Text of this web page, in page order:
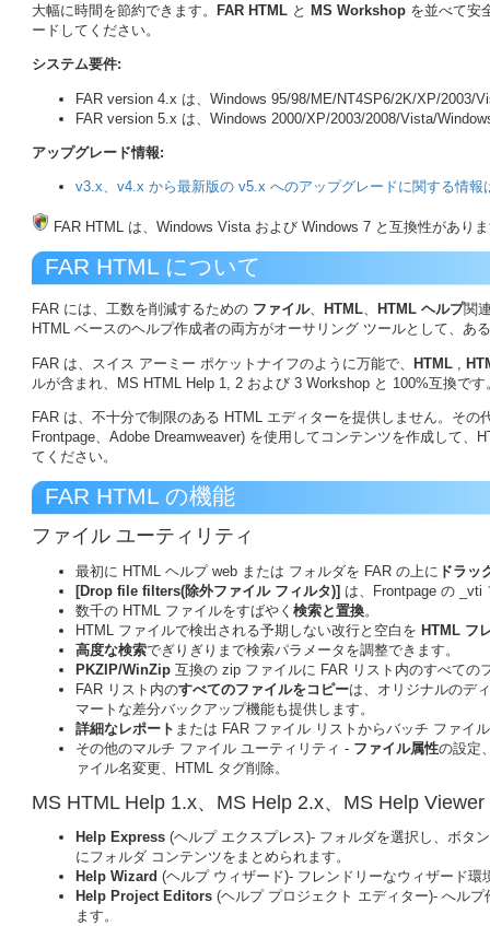
大幅に時間を節約できます。
FAR HTML と MS Workshop を並べて安
ードしてください。
システム要件:
FAR version 4.x は、Windows 95/98/ME/NT4SP6/2K/XP/2003/
FAR version 5.x は、Windows 2000/XP/2003/2008/Vista/
アップグレード情報:
v3.x、v4.x から最新版の v5.x へのアップグレードに関する情報
FAR HTML は、Windows Vista および Windows 7 と互換性があり
FAR HTML について
FAR には、工数を削減するための ファイル、 HTML、 HTML ヘルプ関
HTML ベースのヘルプ作成者の両方がオーサリング ツールとして、あ
FAR は、スイス アーミー ポケットナイフのように万能で、 HTML
ルが含まれ、MS HTML Help 1, 2 および 3 Workshop と 100%互換です
FAR は、不十分で制限のある HTML エディターを提供しません。そ
Frontpage、Adobe Dreamweaver) を使用してコンテンツを作成して
てください。
FAR HTML の機能
ファイル ユーティリティ
最初に HTML ヘルプ web または フォルダを FAR の上に ドラッ
[Drop file filters(除外ファイル フィルタ)] は、Frontpage の _vti
数千の HTML ファイルをすばやく 検索と置換。
HTML ファイルで検出される予期しない改行と空白を HTML フ
高度な検索でぎりぎりまで検索パラメータを調整できます。
PKZIP/WinZip 互換の zip ファイルに FAR リスト内のすべての
FAR リスト内のすべてのファイルをコピーは、オリジナルのデ
マートな差分バックアップ機能も提供します。
詳細なレポート または FAR ファイル リストからバッチ ファイ
その他のマルチ ファイル ユーティリティ - ファイル属性の設定
ァイル名変更、HTML タグ削除。
MS HTML Help 1.x、MS Help 2.x、MS Help Viewer
Help Express (ヘルプ エクスプレス)- フォルダを選択し、ボタ
にフォルダ コンテンツをまとめられます。
Help Wizard (ヘルプ ウィザード)- フレンドリーなウィザード
Help Project Editors (ヘルプ プロジェクト エディター)- へル
ます。